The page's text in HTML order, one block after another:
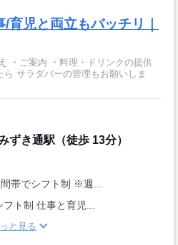
児と両立もバッチリ｜
・ご案内 ・料理・ドリンクの提供
ずき通駅（徒歩 13分）
帯でシフト制 ※週...
ト制 仕事と育児...
と見る